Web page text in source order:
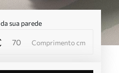
sua parede
Comprimento cm